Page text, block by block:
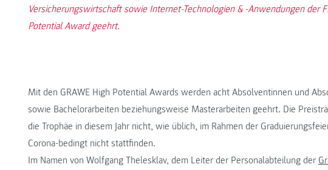
Versicherungswirtschaft sowie Internet-Technologien & -Anwendungen der
Potential Award geehrt.
Mit den GRAWE High Potential Awards werden acht Absolventinnen und
sowie Bachelorarbeiten beziehungsweise Masterarbeiten geehrt. Die
die Trophäe in diesem Jahr nicht, wie üblich, im Rahmen der
Corona-bedingt nicht stattfinden.
Im Namen von Wolfgang Thelesklav, dem Leiter der Personalabteilung der